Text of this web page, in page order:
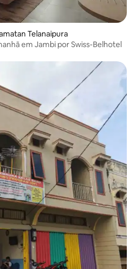
Telanaipura
em Jambi por Swiss-Belhotel